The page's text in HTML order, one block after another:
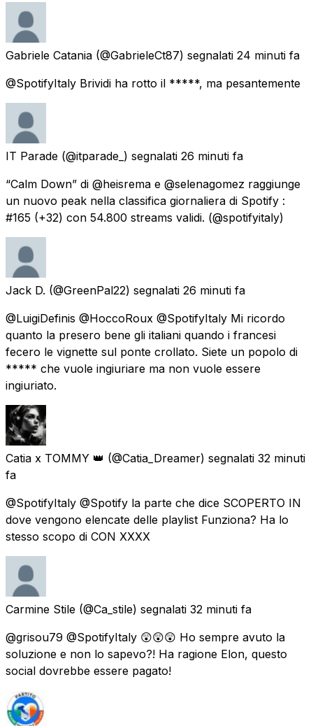
Gabriele Catania (@GabrieleCt87) segnalati 24 minuti fa
@SpotifyItaly Brividi ha rotto il *****, ma pesantemente
IT Parade (@itparade_) segnalati 26 minuti fa
“Calm Down” di @heisrema e @selenagomez raggiunge
un nuovo peak nella classifica giornaliera di Spotify :
#165 (+32) con 54.800 streams validi. (@spotifyitaly)
Jack D. (@GreenPal22) segnalati 26 minuti fa
@LuigiDefinis @HoccoRoux @SpotifyItaly Mi ricordo
quanto la presero bene gli italiani quando i francesi
fecero le vignette sul ponte crollato. Siete un popolo di
***** che vuole ingiuriare ma non vuole essere
ingiuriato.
Catia x TOMMY 👑 (@Catia_Dreamer) segnalati 32 minuti
fa
@SpotifyItaly @Spotify la parte che dice SCOPERTO IN
dove vengono elencate delle playlist Funziona? Ha lo
stesso scopo di CON XXXX
Carmine Stile (@Ca_stile) segnalati 32 minuti fa
@grisou79 @SpotifyItaly 😲😲😲 Ho sempre avuto la
soluzione e non lo sapevo?! Ha ragione Elon, questo
social dovrebbe essere pagato!